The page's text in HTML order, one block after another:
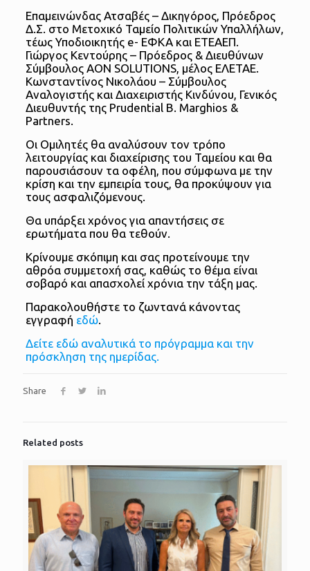
Επαμεινώνδας Ατσαβές – Δικηγόρος, Πρόεδρος
Δ.Σ. στο Μετοχικό Ταμείο Πολιτικών Υπαλλήλων,
τέως Υποδιοικητής e- ΕΦΚΑ και ΕΤΕΑΕΠ.
Γιώργος Κεντούρης – Πρόεδρος & Διευθύνων
Σύμβουλος AON SOLUTIONS, μέλος ΕΛΕΤΑΕ.
Κωνσταντίνος Νικολάου – Σύμβουλος
Αναλογιστής και Διαχειριστής Κινδύνου, Γενικός
Διευθυντής της Prudential Β. Marghios &
Partners.
Οι Ομιλητές θα αναλύσουν τον τρόπο
λειτουργίας και διαχείρισης του Ταμείου και θα
παρουσιάσουν τα οφέλη, που σύμφωνα με την
κρίση και την εμπειρία τους, θα προκύψουν για
τους ασφαλιζόμενους.
Θα υπάρξει χρόνος για απαντήσεις σε
ερωτήματα που θα τεθούν.
Κρίνουμε σκόπιμη και σας προτείνουμε την
αθρόα συμμετοχή σας, καθώς το θέμα είναι
σοβαρό και απασχολεί χρόνια την τάξη μας.
Παρακολουθήστε το ζωντανά κάνοντας
εγγραφή εδώ.
Δείτε εδώ αναλυτικά το πρόγραμμα και την
πρόσκληση της ημερίδας.
Share
Related posts